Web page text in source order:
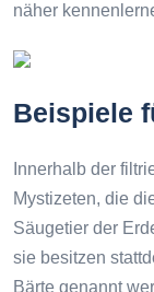
näher
Beispiele
Innerhalb der
Mystizeten, die
Säugetier der
sie besitzen
Bärte genannt